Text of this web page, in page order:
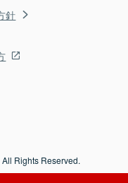
針
Rights Reserved.